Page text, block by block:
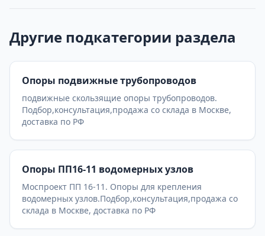
Другие подкатегории раздела
Опоры подвижные трубопроводов
подвижные скользящие опоры трубопроводов.
Подбор,консультация,продажа со склада в Москве,
доставка по РФ
Опоры ПП16-11 водомерных узлов
Моспроект ПП 16-11. Опоры для крепления
водомерных узлов.Подбор,консультация,продажа со
склада в Москве, доставка по РФ